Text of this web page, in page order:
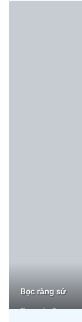
Bọc răng sứ
Bọc sứ răng